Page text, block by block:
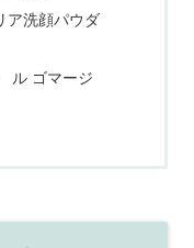
洗顔パウダ
ル ゴマージ